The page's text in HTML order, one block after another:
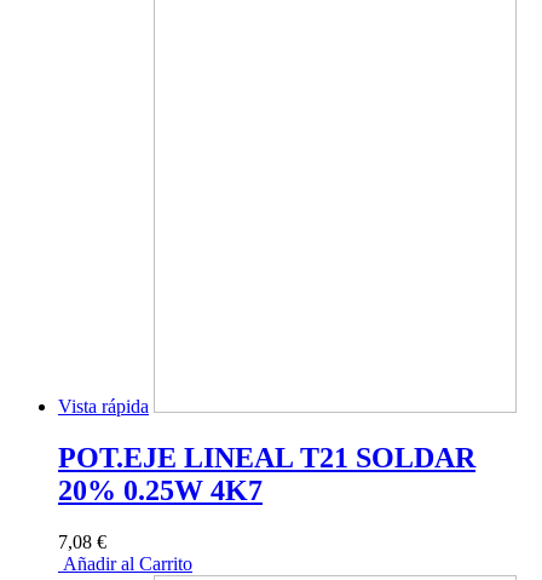
Vista rápida
POT.EJE LINEAL T21 SOLDAR
20% 0.25W 4K7
7,08 €
Añadir al Carrito